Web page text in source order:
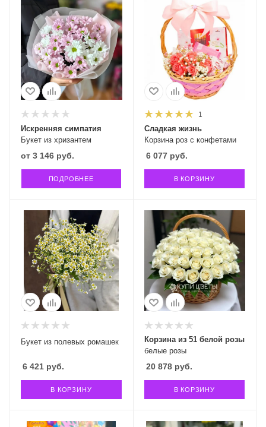
Букет из хризантем
Искренняя симпатия
от 3 146 руб.
ПОДРОБНЕЕ
1
Корзина роз с конфетами
Сладкая жизнь
6 077руб.
В КОРЗИНУ
Букет из полевых ромашек
6 421 руб.
В КОРЗИНУ
белые розы
Корзина из 51 белой розы
20 878руб.
В КОРЗИНУ